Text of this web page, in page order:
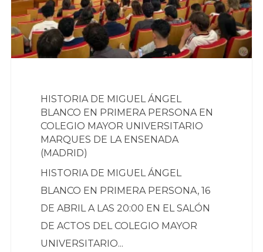
HISTORIA DE MIGUEL ÁNGEL
BLANCO EN PRIMERA PERSONA EN
COLEGIO MAYOR UNIVERSITARIO
MARQUES DE LA ENSENADA
(MADRID)
HISTORIA DE MIGUEL ÁNGEL
BLANCO EN PRIMERA PERSONA, 16
DE ABRIL A LAS 20:00 EN EL SALÓN
DE ACTOS DEL COLEGIO MAYOR
UNIVERSITARIO...